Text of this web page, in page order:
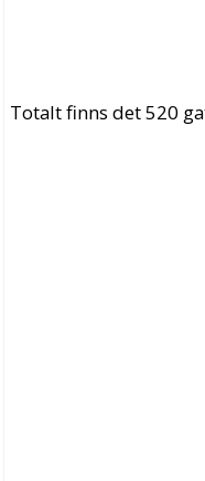
Totalt finns det 520